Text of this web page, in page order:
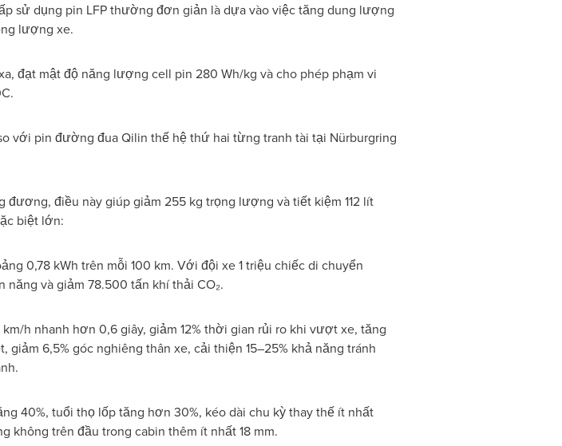
sử dụng pin LFP thường đơn giản là dựa vào việc tăng dung lượng
lượng xe.
đạt mật độ năng lượng cell pin 280 Wh/kg và cho phép phạm vi
với pin đường đua Qilin thế hệ thứ hai từng tranh tài tại Nürburgring
điều này giúp giảm 255 kg trọng lượng và tiết kiệm 112 lít
biệt lớn:
0,78 kWh trên mỗi 100 km. Với đội xe 1 triệu chiếc di chuyển
và giảm 78.500 tấn khí thải CO₂.
h nhanh hơn 0,6 giây, giảm 12% thời gian rủi ro khi vượt xe, tăng
6,5% góc nghiêng thân xe, cải thiện 15–25% khả năng tránh
40%, tuổi thọ lốp tăng hơn 30%, kéo dài chu kỳ thay thế ít nhất
không trên đầu trong cabin thêm ít nhất 18 mm.